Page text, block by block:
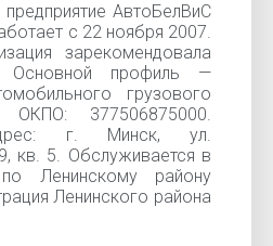
АвтоБелВиС
с 22 ноября 2007.
зарекомендовала
профиль —
грузового
ОКПО: 377506875000.
г. Минск, ул.
кв. 5. Обслуживается в
Ленинскому району
Ленинского района